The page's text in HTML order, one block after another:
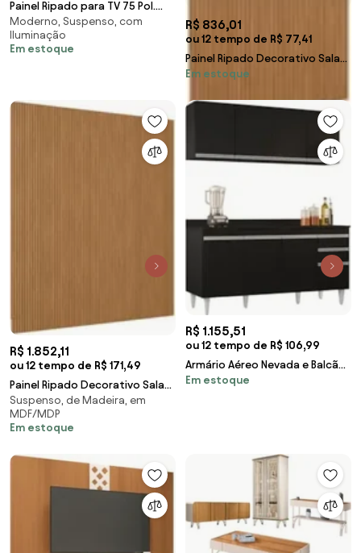
Painel Ripado para TV 75 Pol.
com Bancada 180cm Prime Plus
L06 Nature/
Moderno, Suspenso, com
Iluminação
Em estoque
R$ 836,01
ou 12 tempo de R$ 77,41
Painel Ripado Decorativo Sala
Quarto 141x250cm Prime Plus
Em estoque
R$ 1.852,11
ou 12 tempo de R$ 171,49
Painel Ripado Decorativo Sala
Quarto 258x250cm Prime Plus
L06 Nature F
Suspenso, de Madeira, em
MDF/MDP
Em estoque
R$ 1.155,51
ou 12 tempo de R$ 106,99
Armário Aéreo Nevada e Balcão
para Pia com Tampo 160cm
Em estoque